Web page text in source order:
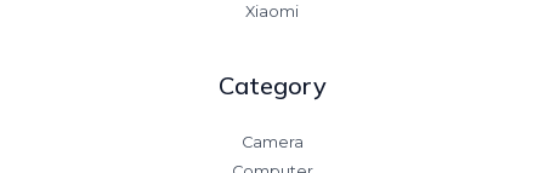
Xiaomi
Category
Camera